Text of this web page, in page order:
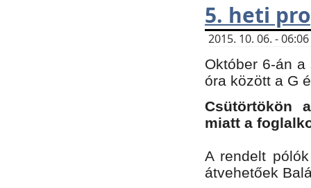
5. heti
2015. 10. 06. -
Október 6-án
óra között a G
Csütörtökön
miatt a
A rendelt
átvehetőek